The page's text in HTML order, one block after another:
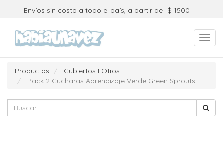
Envíos sin costo a todo el país, a partir de $ 1500
Productos
Cubiertos I Otros
Pack 2 Cucharas Aprendizaje Verde Green Sprouts